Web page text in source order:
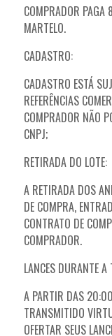
COMPRADOR
MARTELO.
CADASTRO:
CADASTRO ESTÁ
REFERÊNCIAS
COMPRADOR NÃO
CNPJ;
RETIRADA DO LOTE:
A RETIRADA DOS
DE COMPRA,
CONTRATO DE
COMPRADOR.
LANCES DURANTE
A PARTIR DAS
TRANSMITIDO
OFERTAR SEUS